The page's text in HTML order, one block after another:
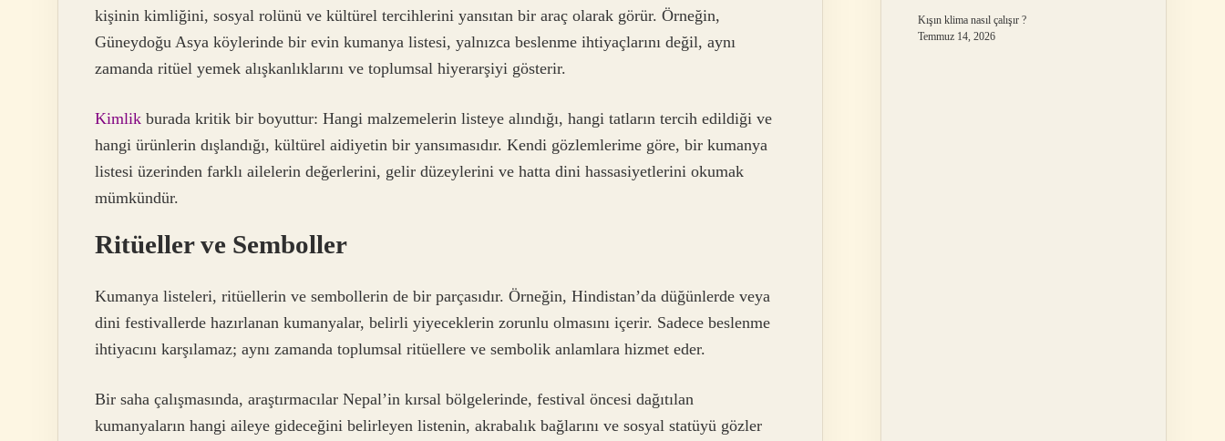
kişinin kimliğini, sosyal rolünü ve kültürel tercihlerini yansıtan bir araç olarak görür. Örneğin,
Güneydoğu Asya köylerinde bir evin kumanya listesi, yalnızca beslenme ihtiyaçlarını değil, aynı
zamanda ritüel yemek alışkanlıklarını ve toplumsal hiyerarşiyi gösterir.
Kimlik burada kritik bir boyuttur: Hangi malzemelerin listeye alındığı, hangi tatların tercih edildiği ve
hangi ürünlerin dışlandığı, kültürel aidiyetin bir yansımasıdır. Kendi gözlemlerime göre, bir kumanya
listesi üzerinden farklı ailelerin değerlerini, gelir düzeylerini ve hatta dini hassasiyetlerini okumak
mümkündür.
Ritüeller ve Semboller
Kumanya listeleri, ritüellerin ve sembollerin de bir parçasıdır. Örneğin, Hindistan’da düğünlerde veya
dini festivallerde hazırlanan kumanyalar, belirli yiyeceklerin zorunlu olmasını içerir. Sadece beslenme
ihtiyacını karşılamaz; aynı zamanda toplumsal ritüellere ve sembolik anlamlara hizmet eder.
Bir saha çalışmasında, araştırmacılar Nepal’in kırsal bölgelerinde, festival öncesi dağıtılan
kumanyaların hangi aileye gideceğini belirleyen listenin, akrabalık bağlarını ve sosyal statüyü gözler
Kışın klima nasıl çalışır ?
Temmuz 14, 2026